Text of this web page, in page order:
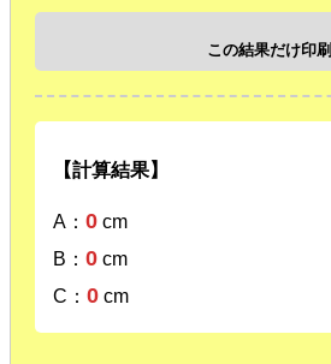
この結果だけ印刷
【計算結果】
A： 0 cm
B： 0 cm
C： 0 cm